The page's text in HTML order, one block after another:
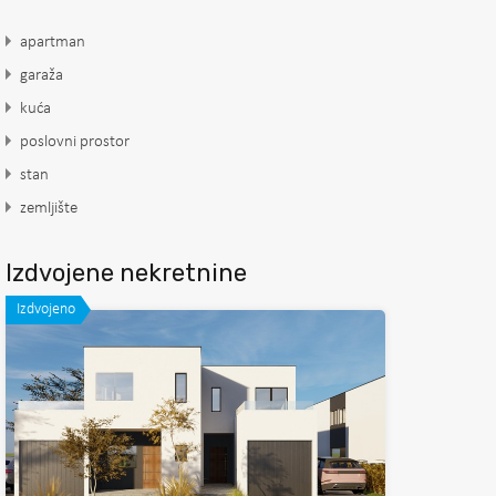
apartman
garaža
kuća
poslovni prostor
stan
zemljište
Izdvojene nekretnine
Izdvojeno